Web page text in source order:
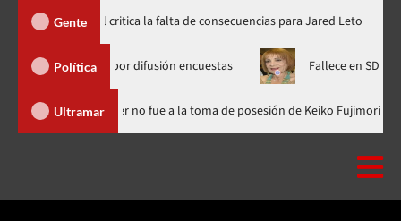
Gente
Directora de documental critica la falta de consecuencias para Jared
Política
Media por difusión encuestas Fallece en SD la abogada
Ultramar Luis Abinader no fue a la toma de posesión de Keiko